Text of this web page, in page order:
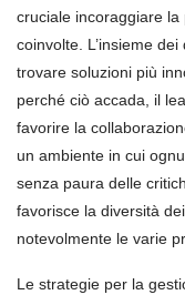
cruciale incoraggiare
coinvolte. L’insieme
trovare soluzioni più
perché ciò accada, il
favorire la
un ambiente in cui
senza paura delle
favorisce la diversità
notevolmente le varie
Le strategie per la